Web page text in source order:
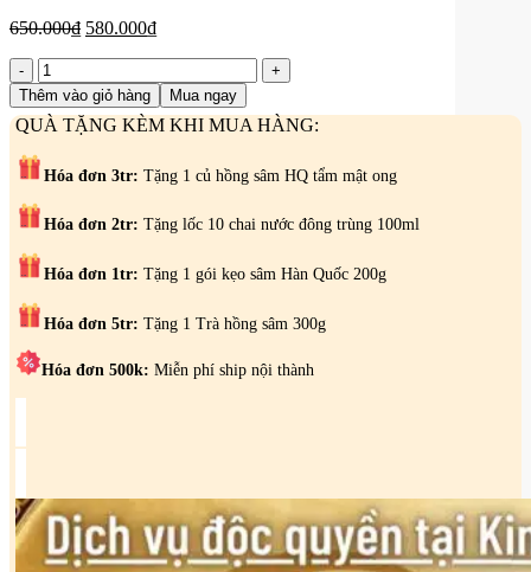
650.000₫ Giá
650.000₫.
580.000₫Giá
là:
580.000₫.
Rượu
sâm
táo
đỏ
Hàn
Quốc
1L
KIM
Y
số
lượng
Thêm vào giỏ hàng Mua ngay
QUÀ TẶNG KÈM KHI MUA HÀNG:
Hóa đơn 3tr: Tặng 1 củ hồng sâm HQ tẩm mật ong
Hóa đơn 2tr: Tặng lốc 10 chai nước đông trùng 100ml
Hóa đơn 1tr: Tặng 1 gói kẹo sâm Hàn Quốc 200g
Hóa đơn 5tr: Tặng 1 Trà hồng sâm 300g
Hóa đơn 500k: Miễn phí ship nội thành